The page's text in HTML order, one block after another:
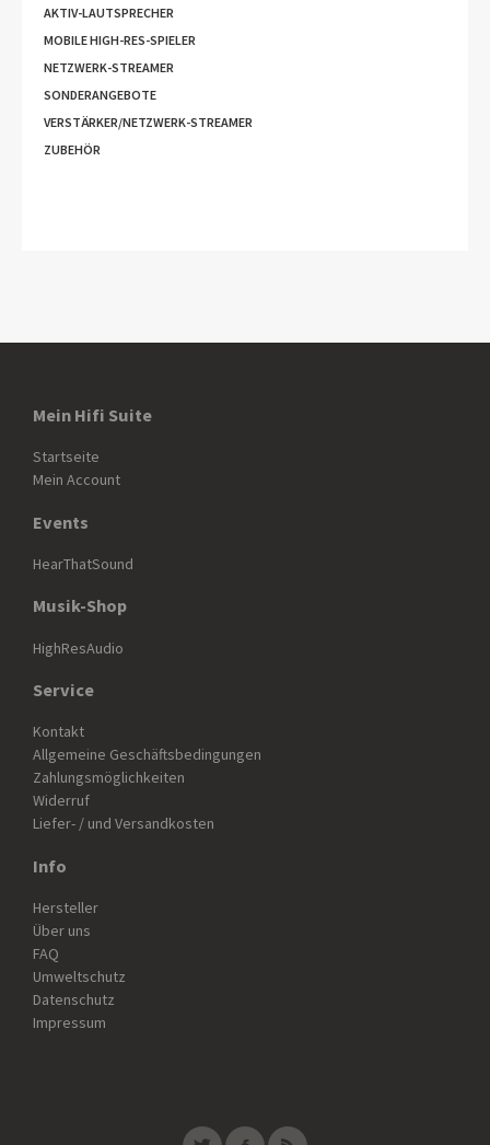
AKTIV-LAUTSPRECHER
MOBILE HIGH-RES-SPIELER
NETZWERK-STREAMER
SONDERANGEBOTE
VERSTÄRKER/NETZWERK-STREAMER
ZUBEHÖR
Mein Hifi Suite
Startseite
Mein Account
Events
HearThatSound
Musik-Shop
HighResAudio
Service
Kontakt
Allgemeine Geschäftsbedingungen
Zahlungsmöglichkeiten
Widerruf
Liefer- / und Versandkosten
Info
Hersteller
Über uns
FAQ
Umweltschutz
Datenschutz
Impressum